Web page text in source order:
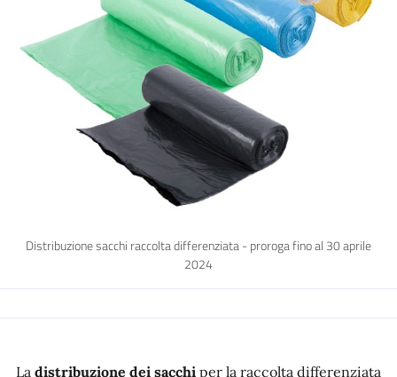
Distribuzione sacchi raccolta differenziata - proroga fino al 30 aprile
2024
La distribuzione dei sacchi per la raccolta differenziata